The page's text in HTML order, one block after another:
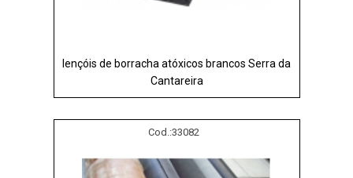
lençóis de borracha atóxicos brancos Serra da
Cantareira
Cod.:33082